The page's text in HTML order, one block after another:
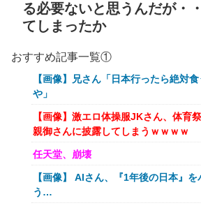
る必要ないと思うんだが・
てしまったか
おすすめ記事一覧①
【画像】兄さん「日本行ったら絶対
や」
【画像】激エロ体操服JKさん、体育
親御さんに披露してしまうｗｗｗｗ
任天堂、崩壊
【画像】 AIさん、『1年後の日本』
う…